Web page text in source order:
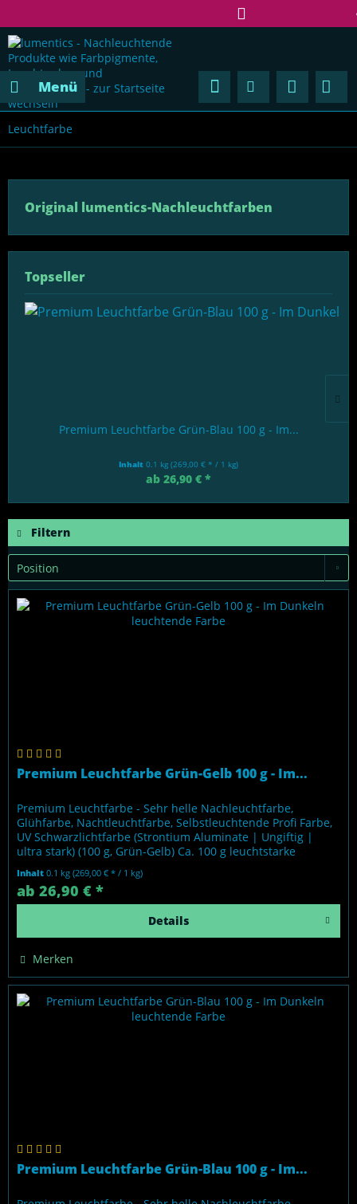
Regenerativ und ungefährlich
Menü
Leuchtfarbe
Original lumentics-Nachleuchtfarben
Topseller
Premium Leuchtfarbe Grün-Blau 100 g - Im...
Inhalt 0.1 kg (269,00 € * / 1 kg)
ab 26,90 € *
Filtern
Premium Leuchtfarbe Grün-Gelb 100 g - Im...
Premium Leuchtfarbe - Sehr helle Nachleuchtfarbe,
Glühfarbe, Nachtleuchtfarbe, Selbstleuchtende Profi Farbe,
UV Schwarzlichtfarbe (Strontium Aluminate | Ungiftig |
ultra stark) (100 g, Grün-Gelb) Ca. 100 g leuchtstarke
Inhalt0.1 kg(269,00 € * / 1 kg)
ab 26,90 € *
Details
Merken
Premium Leuchtfarbe Grün-Blau 100 g - Im...